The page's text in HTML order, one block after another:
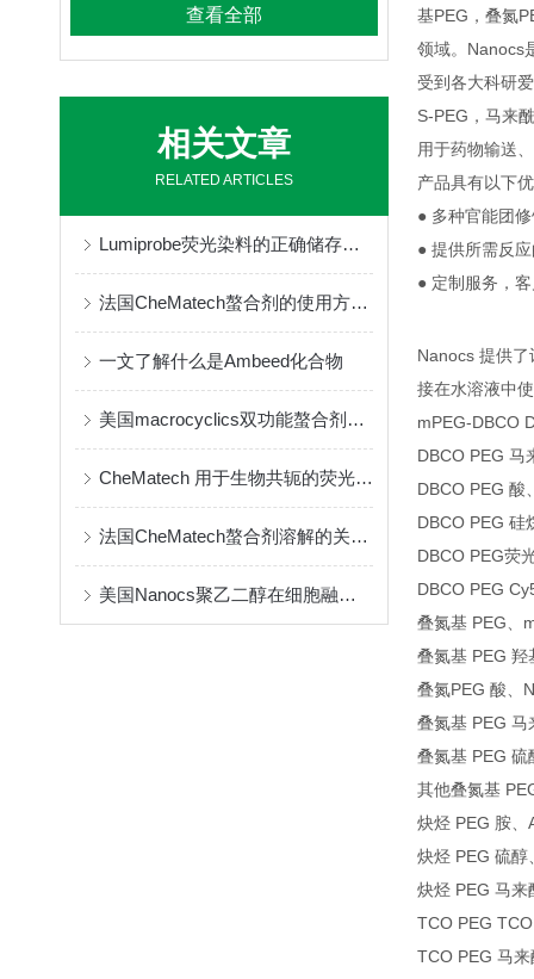
查看全部
相关文章
RELATED ARTICLES
Lumiprobe荧光染料的正确储存与保管
法国CheMatech螯合剂的使用方法很简单
一文了解什么是Ambeed化合物
美国macrocyclics双功能螯合剂的包装、贮存和使用事项
CheMatech 用于生物共轭的荧光染料简介
法国CheMatech螯合剂溶解的关键注意事项
美国Nanocs聚乙二醇在细胞融合中的优点
基PEG，叠氮
领域。Nanocs
受到各大科研
S-PEG，马来
用于药物输送
产品具有以下
● 多种官能团
● 提供所需反
● 定制服务，
Nanocs 提供
接在水溶液中
mPEG-DBCO
DBCO PEG 马
DBCO PEG 酸
DBCO PEG 硅
DBCO PEG荧
DBCO PEG
叠氮基 PEG、
叠氮基 PEG 羟
叠氮PEG 酸、
叠氮基 PEG 马
叠氮基 PEG 硫
其他叠氮基
炔烃 PEG 胺、
炔烃 PEG 硫醇
炔烃 PEG 马
TCO PEG
TCO PEG 马